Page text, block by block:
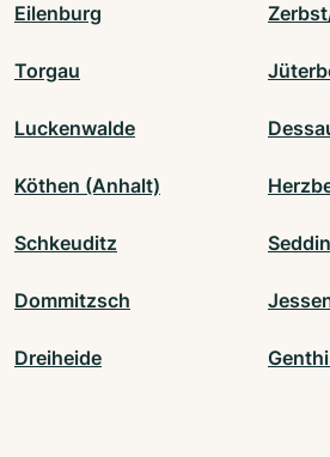
Eilenburg
Torgau
Luckenwalde
Köthen (Anhalt)
Schkeuditz
Dommitzsch
Dreiheide